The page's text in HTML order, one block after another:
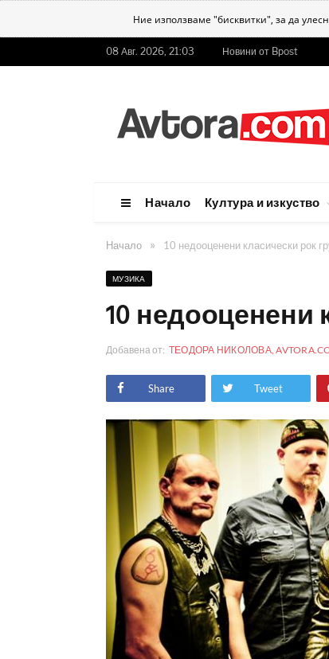
Ние използваме "бисквитки", за да
08 Авг. 2026, 21:03 Новини от Bpost
Начало Култура и изкуство
Начало » 10 недооценени класически рок
МУЗИКА
10 недооценени
Добавена от: ТЕОДОРА НИКОЛОВА,
Share Tweet